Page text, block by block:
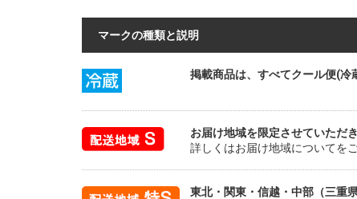
マークの種類と説明
掲載商品は、すべてクール便(冷
お届け地域を限定させていただき
詳しくはお届け地域についてを
東北・関東・信越・中部（三重